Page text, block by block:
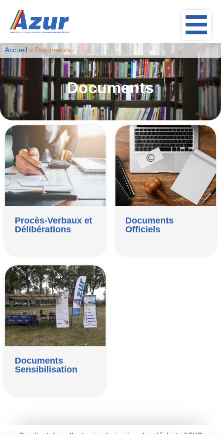
Documents
Accueil » Documents
Procès-Verbaux et
Délibérations
Documents
Officiels
Documents
Sensibilisation
Syndicat de collecte et valorisation des déchets AZUR